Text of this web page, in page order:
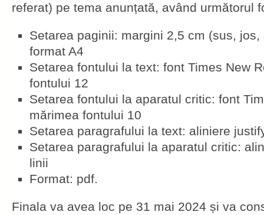
referat) pe tema anunțată, având următorul
Setarea paginii: margini 2,5 cm (sus,
format A4
Setarea fontului la text: font Times New
fontului 12
Setarea fontului la aparatul critic: font
mărimea fontului 10
Setarea paragrafului la text: aliniere
Setarea paragrafului la aparatul critic:
linii
Format: pdf.
Finala va avea loc pe 31 mai 2024 și va